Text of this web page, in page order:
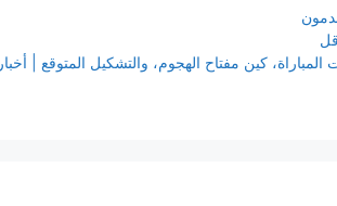
من كأس العالم .. توقعات المباراة، كين مفتاح الهجوم، والتشكيل المتوقع | أخبار